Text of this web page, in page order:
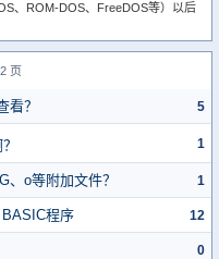
、ROM-DOS、FreeDOS等）以后
页
看？ 5
1
o等附加文件？ 1
程序 12
0